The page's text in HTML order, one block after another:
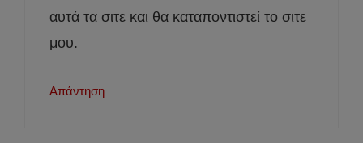
αυτά τα σιτε και θα καταποντιστεί το σιτε
μου.
Απάντηση